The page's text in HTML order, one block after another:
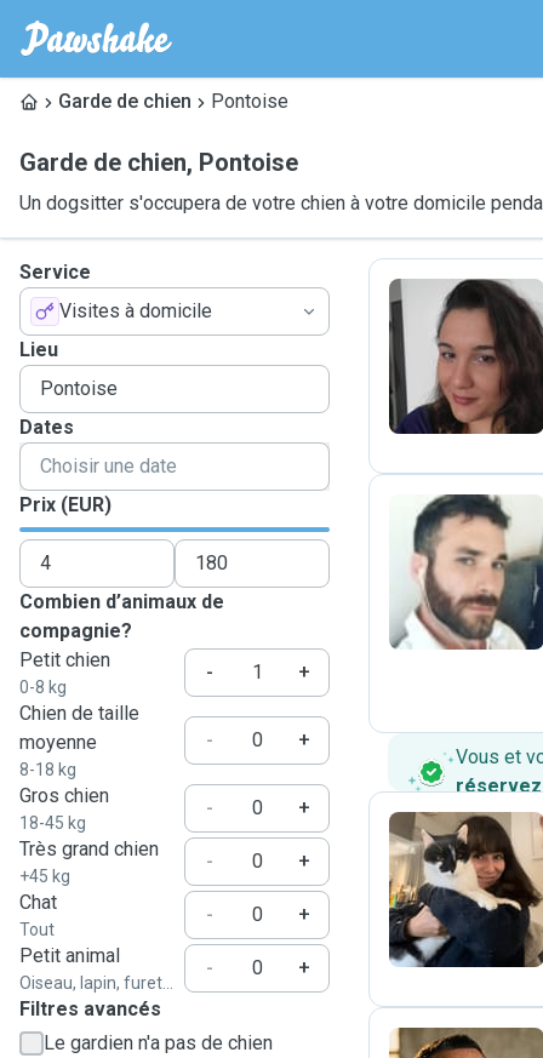
Garde de chien Pontoise
Garde de chien, Pontoise
Un dogsitter s'occupera de votre chien à votre domicile
Service
Visites à domicile
Lieu
Dates
Prix (EUR)
Combien d’animaux de
compagnie?
Petit chien
0-8 kg
-
+
Chien de taille
moyenne
8-18 kg
- +
Gros chien
18-45 kg
-
+
Très grand chien
+45 kg
-
+
Chat
Tout
-
+
Petit animal
Oiseau, lapin, furet...
-
+
Filtres avancés
Le gardien n'a pas de chien
S
R
Vous et
réservez
R